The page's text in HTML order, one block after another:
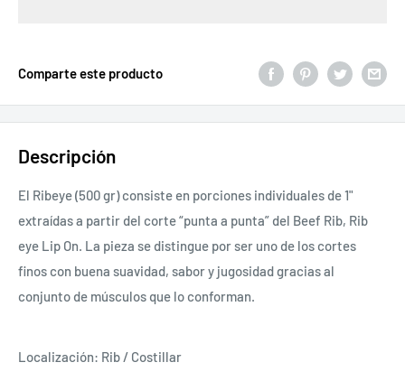
Comparte este producto
Descripción
El Ribeye (500 gr) consiste en porciones individuales de 1"
extraídas a partir del corte “punta a punta” del Beef Rib, Rib
eye Lip On. La pieza se distingue por ser uno de los cortes
finos con buena suavidad, sabor y jugosidad gracias al
conjunto de músculos que lo conforman.
Localización: Rib / Costillar